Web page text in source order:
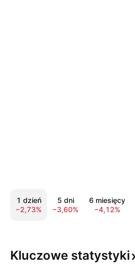
1 dzień
−2,73%
5 dni
−3,60%
6 miesięcy
−4,12%
Kluczowe statystyki